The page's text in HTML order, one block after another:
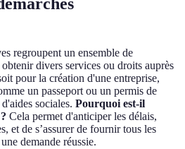
regroupent un ensemble de
divers services ou droits auprès
pour la création d'une entreprise,
un passeport ou un permis de
sociales. Pourquoi est-il
Cela permet d'anticiper les délais,
et de s’assurer de fournir tous les
demande réussie.